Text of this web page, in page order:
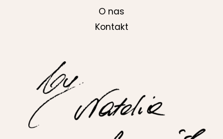
O nas
Kontakt